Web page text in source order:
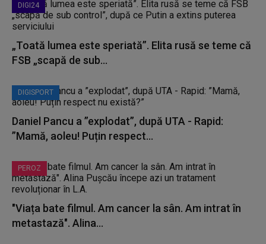
DIGI24
„Toată lumea este speriată”. Elita rusă se teme că
FSB „scapă de sub...
DIGISPORT
Daniel Pancu a ”explodat”, după UTA - Rapid:
”Mamă, aoleu! Puțin respect...
PEROZ
"Viața bate filmul. Am cancer la sân. Am intrat în
metastază". Alina...